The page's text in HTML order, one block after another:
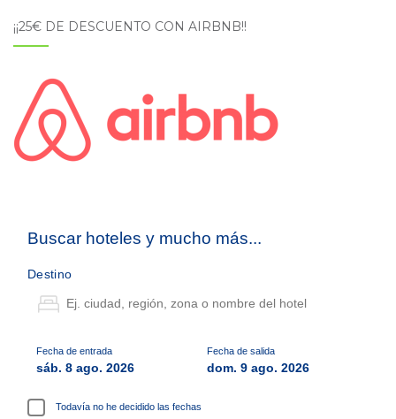
¡¡25€ DE DESCUENTO CON AIRBNB!!
Buscar hoteles y mucho más...
Destino
Fecha de entrada
sáb. 8 ago. 2026
Fecha de salida
dom. 9 ago. 2026
Todavía no he decidido las fechas